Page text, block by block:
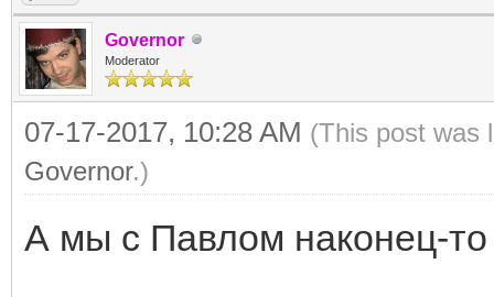
Governor
Moderator
07-17-2017, 10:28 AM (This post was
Governor.)
А мы с Павлом наконец-то